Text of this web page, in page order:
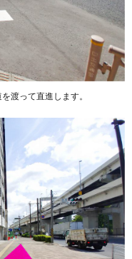
渡って直進します。